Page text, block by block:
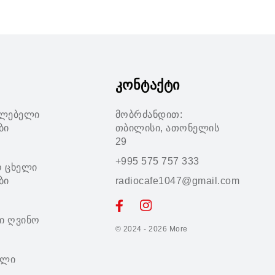
ცხელი
ღვინო
კონტაქტი
მობრძანდით:
თბილისი, ათონელის
29
+995 575 757 333
radiocafe1047@gmail.com
© 2024 - 2026 More